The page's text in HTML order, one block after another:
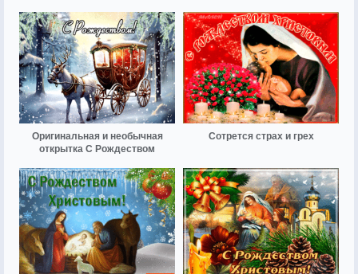
Оригинальная и необычная
открытка С Рождеством
Сотрется страх и грех